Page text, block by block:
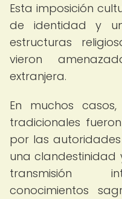
Esta imposición
de identidad y
estructuras
vieron
extranjera.
En muchos
tradicionales
por las
una clandestinidad
transmisión
conocimientos